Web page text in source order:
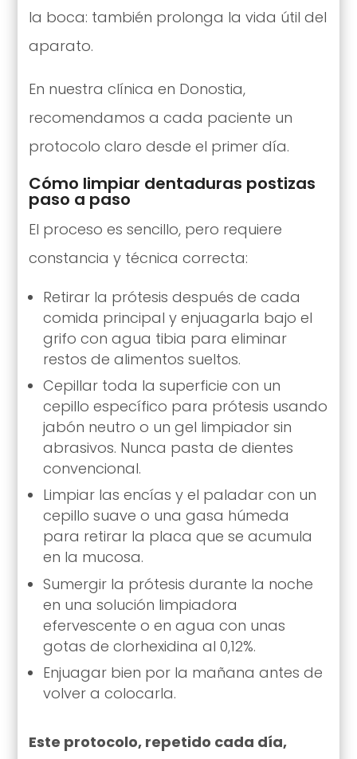
la boca: también prolonga la vida útil del
aparato.
En nuestra clínica en Donostia,
recomendamos a cada paciente un
protocolo claro desde el primer día.
Cómo limpiar dentaduras postizas
paso a paso
El proceso es sencillo, pero requiere
constancia y técnica correcta:
Retirar la prótesis después de cada
comida principal y enjuagarla bajo el
grifo con agua tibia para eliminar
restos de alimentos sueltos.
Cepillar toda la superficie con un
cepillo específico para prótesis usando
jabón neutro o un gel limpiador sin
abrasivos. Nunca pasta de dientes
convencional.
Limpiar las encías y el paladar con un
cepillo suave o una gasa húmeda
para retirar la placa que se acumula
en la mucosa.
Sumergir la prótesis durante la noche
en una solución limpiadora
efervescente o en agua con unas
gotas de clorhexidina al 0,12%.
Enjuagar bien por la mañana antes de
volver a colocarla.
Este protocolo, repetido cada día,